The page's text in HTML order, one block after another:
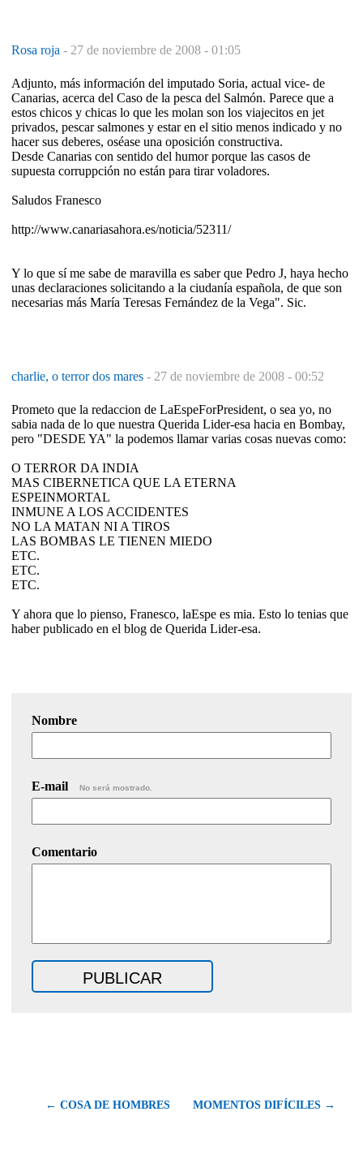
Rosa roja - 27 de noviembre de 2008 - 01:05
Adjunto, más información del imputado Soria, actual vice- de
Canarias, acerca del Caso de la pesca del Salmón. Parece que a
estos chicos y chicas lo que les molan son los viajecitos en jet
privados, pescar salmones y estar en el sitio menos indicado y no
hacer sus deberes, oséase una oposición constructiva.
Desde Canarias con sentido del humor porque las casos de
supuesta corruppción no están para tirar voladores.
Saludos Franesco
http://www.canariasahora.es/noticia/52311/
Y lo que sí me sabe de maravilla es saber que Pedro J, haya hecho
unas declaraciones solicitando a la ciudanía española, de que son
necesarias más María Teresas Fernández de la Vega". Sic.
charlie, o terror dos mares - 27 de noviembre de 2008 - 00:52
Prometo que la redaccion de LaEspeForPresident, o sea yo, no
sabia nada de lo que nuestra Querida Lider-esa hacia en Bombay,
pero "DESDE YA" la podemos llamar varias cosas nuevas como:
O TERROR DA INDIA
MAS CIBERNETICA QUE LA ETERNA
ESPEINMORTAL
INMUNE A LOS ACCIDENTES
NO LA MATAN NI A TIROS
LAS BOMBAS LE TIENEN MIEDO
ETC.
ETC.
ETC.
Y ahora que lo pienso, Franesco, laEspe es mia. Esto lo tenias que
haber publicado en el blog de Querida Lider-esa.
Nombre
E-mail No será mostrado.
Comentario
← COSA DE HOMBRES MOMENTOS DIFÍCILES →